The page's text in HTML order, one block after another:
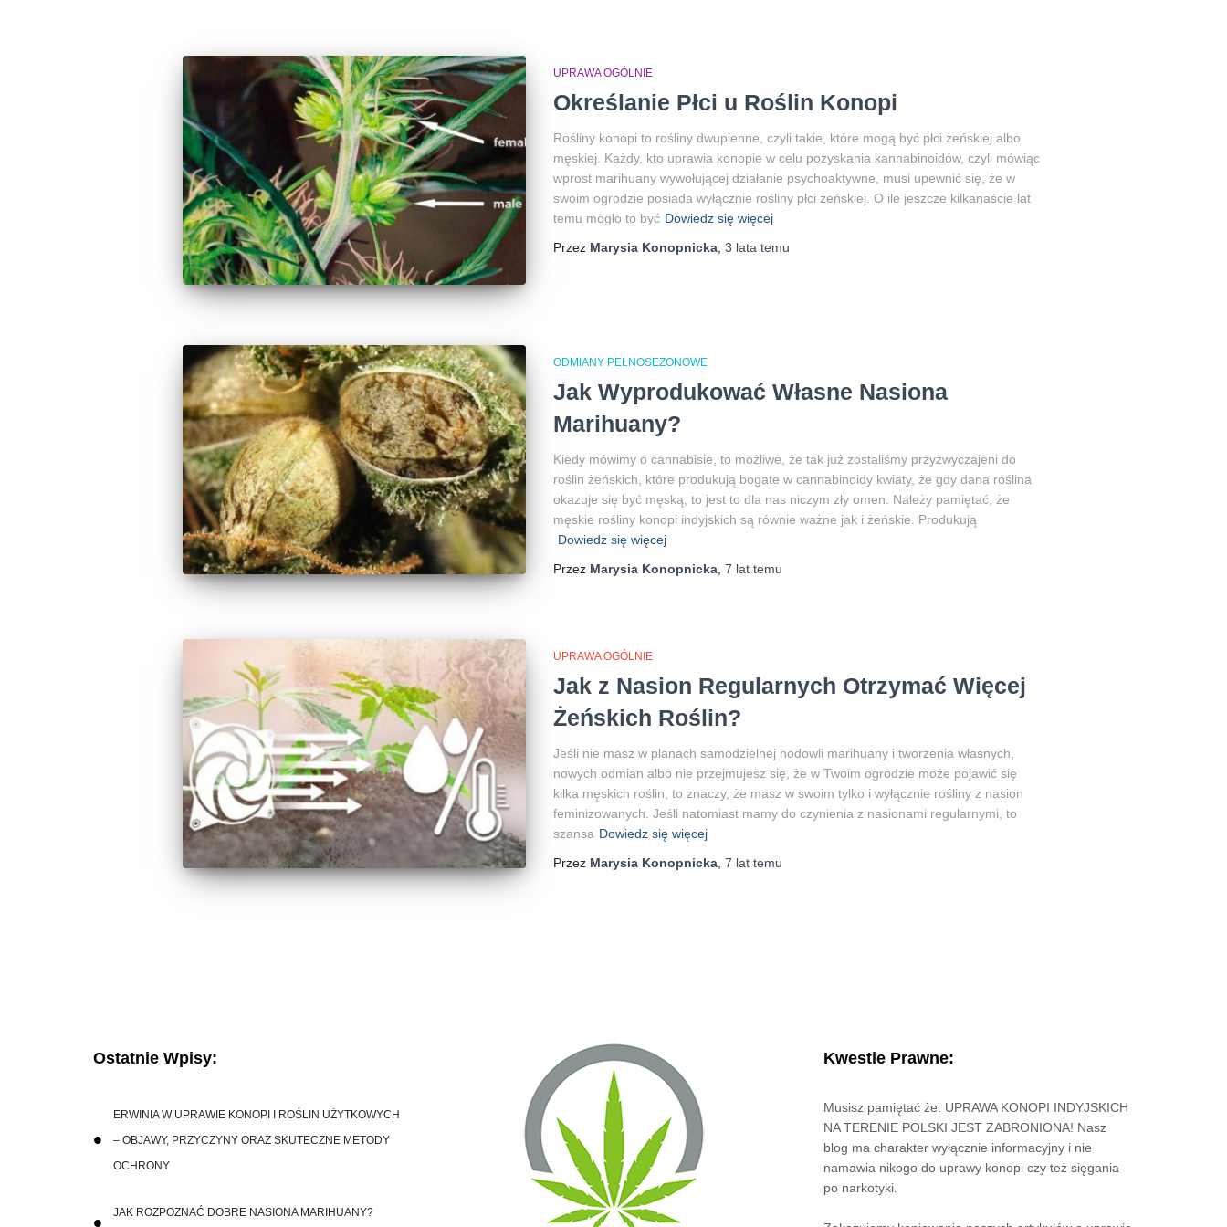
UPRAWA OGÓLNIE
Określanie Płci u Roślin Konopi
Rośliny konopi to rośliny dwupienne, czyli takie, które mogą być płci żeńskiej albo
męskiej. Każdy, kto uprawia konopie w celu pozyskania kannabinoidów, czyli mówiąc
wprost marihuany wywołującej działanie psychoaktywne, musi upewnić się, że w
swoim ogrodzie posiada wyłącznie rośliny płci żeńskiej. O ile jeszcze kilkanaście lat
temu mogło to być Dowiedz się więcej
Przez Marysia Konopnicka, 3 lata temu
ODMIANY PEŁNOSEZONOWE
Jak Wyprodukować Własne Nasiona
Marihuany?
Kiedy mówimy o cannabisie, to możliwe, że tak już zostaliśmy przyzwyczajeni do
roślin żeńskich, które produkują bogate w cannabinoidy kwiaty, że gdy dana roślina
okazuje się być męską, to jest to dla nas niczym zły omen. Należy pamiętać, że
męskie rośliny konopi indyjskich są równie ważne jak i żeńskie. Produkują
Dowiedz się więcej
Przez Marysia Konopnicka, 7 lattemu
UPRAWA OGÓLNIE
Jak z Nasion Regularnych Otrzymać Więcej
Żeńskich Roślin?
Jeśli nie masz w planach samodzielnej hodowli marihuany i tworzenia własnych,
nowych odmian albo nie przejmujesz się, że w Twoim ogrodzie może pojawić się
kilka męskich roślin, to znaczy, że masz w swoim tylko i wyłącznie rośliny z nasion
feminizowanych. Jeśli natomiast mamy do czynienia z nasionami regularnymi, to
szansa Dowiedz się więcej
Przez Marysia Konopnicka, 7 lattemu
Ostatnie Wpisy:
ERWINIA W UPRAWIE KONOPI I ROŚLIN UŻYTKOWYCH
– OBJAWY, PRZYCZYNY ORAZ SKUTECZNE METODY
OCHRONY
JAK ROZPOZNAĆ DOBRE NASIONA MARIHUANY?
Kwestie Prawne:
Musisz pamiętać że: UPRAWA KONOPI INDYJSKICH
NA TERENIE POLSKI JEST ZABRONIONA! Nasz
blog ma charakter wyłącznie informacyjny i nie
namawia nikogo do uprawy konopi czy też sięgania
po narkotyki.